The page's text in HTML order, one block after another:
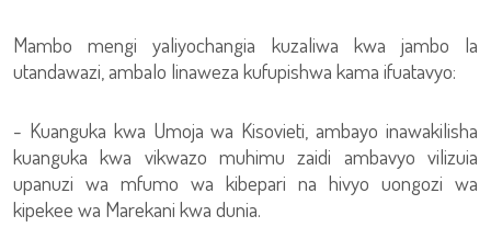
Mambo mengi yaliyochangia kuzaliwa kwa jambo la
utandawazi, ambalo linaweza kufupishwa kama ifuatavyo:
- Kuanguka kwa Umoja wa Kisovieti, ambayo inawakilisha
kuanguka kwa vikwazo muhimu zaidi ambavyo vilizuia
upanuzi wa mfumo wa kibepari na hivyo uongozi wa
kipekee wa Marekani kwa dunia.